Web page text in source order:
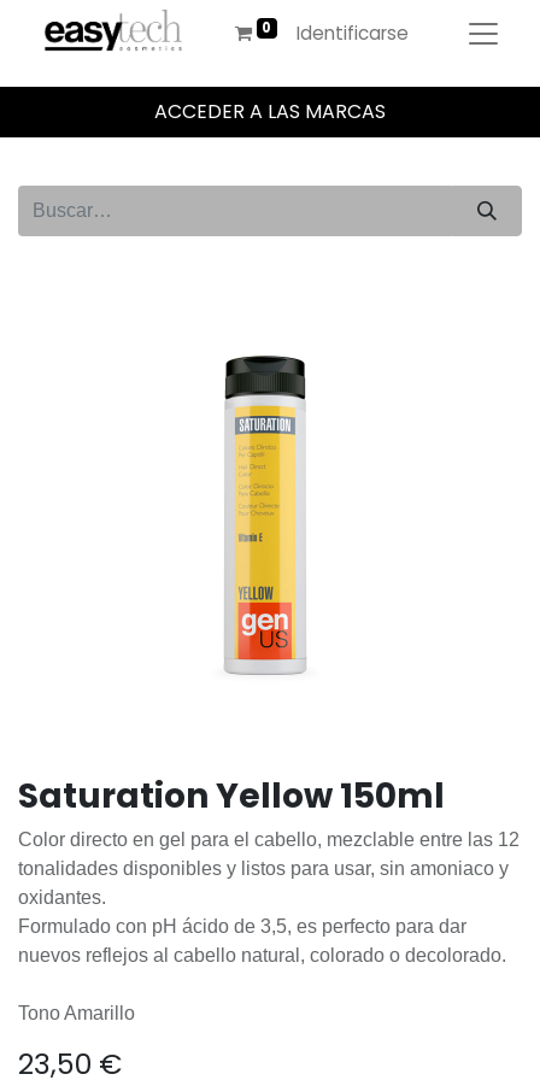
Identificarse
ACCEDER A LAS MARCAS
Saturation Yellow 150ml
Color directo en gel para el cabello, mezclable entre las 12
tonalidades disponibles y listos para usar, sin amoniaco y
oxidantes.
Formulado con pH ácido de 3,5, es perfecto para dar
nuevos reflejos al cabello natural, colorado o decolorado.
Tono Amarillo
23,50 €